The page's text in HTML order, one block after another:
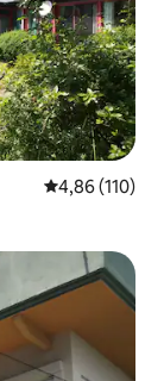
Средна
4,86 (110)